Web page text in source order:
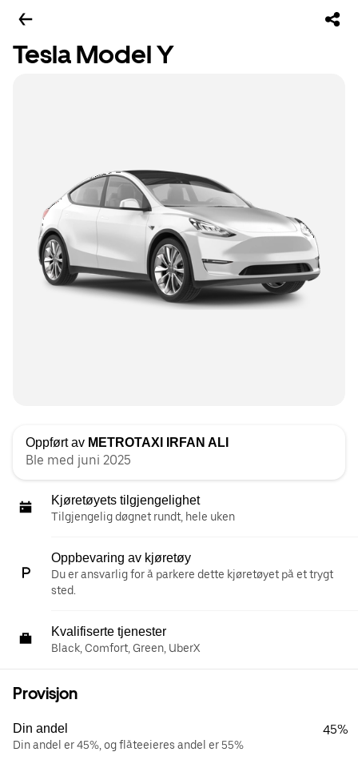
Tesla Model Y
Oppført av METROTAXI IRFAN ALI
Ble med juni 2025
Kjøretøyets tilgjengelighet
Tilgjengelig døgnet rundt, hele uken
Oppbevaring av kjøretøy
Du er ansvarlig for å parkere dette kjøretøyet på et trygt
sted.
Kvalifiserte tjenester
Black, Comfort, Green, UberX
Provisjon
Din andel
Din andel er 45%, og flåteeieres andel er 55%
45%